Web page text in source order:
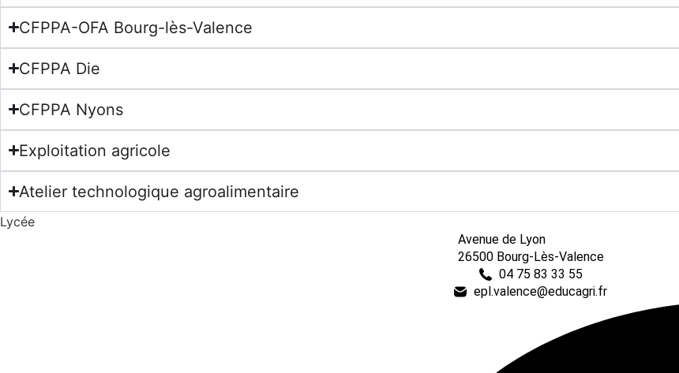
CFPPA-OFA Bourg-lès-Valence
CFPPA Die
CFPPA Nyons
Exploitation agricole
Atelier technologique agroalimentaire
Lycée
Avenue de Lyon
26500 Bourg-Lès-Valence
04 75 83 33 55
epl.valence@educagri.fr